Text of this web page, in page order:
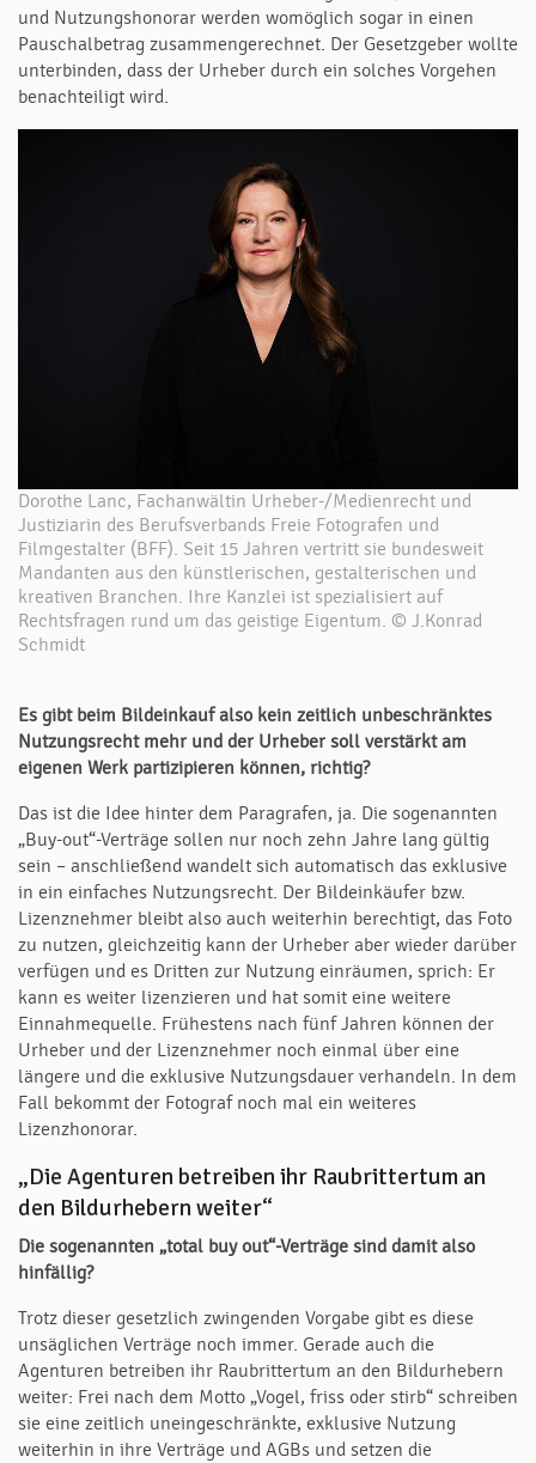
und Nutzungshonorar werden womöglich sogar in einen
Pauschalbetrag zusammengerechnet. Der Gesetzgeber wollte
unterbinden, dass der Urheber durch ein solches Vorgehen
benachteiligt wird.
Dorothe Lanc, Fachanwältin Urheber-/Medienrecht und
Justiziarin des Berufsverbands Freie Fotografen und
Filmgestalter (BFF). Seit 15 Jahren vertritt sie bundesweit
Mandanten aus den künstlerischen, gestalterischen und
kreativen Branchen. Ihre Kanzlei ist spezialisiert auf
Rechtsfragen rund um das geistige Eigentum. © J.Konrad
Schmidt
Es gibt beim Bildeinkauf also kein zeitlich unbeschränktes
Nutzungsrecht mehr und der Urheber soll verstärkt am
eigenen Werk partizipieren können, richtig?
Das ist die Idee hinter dem Paragrafen, ja. Die sogenannten
„Buy-out“-Verträge sollen nur noch zehn Jahre lang gültig
sein – anschließend wandelt sich automatisch das exklusive
in ein einfaches Nutzungsrecht. Der Bildeinkäufer bzw.
Lizenznehmer bleibt also auch weiterhin berechtigt, das Foto
zu nutzen, gleichzeitig kann der Urheber aber wieder darüber
verfügen und es Dritten zur Nutzung einräumen, sprich: Er
kann es weiter lizenzieren und hat somit eine weitere
Einnahmequelle. Frühestens nach fünf Jahren können der
Urheber und der Lizenznehmer noch einmal über eine
längere und die exklusive Nutzungsdauer verhandeln. In dem
Fall bekommt der Fotograf noch mal ein weiteres
Lizenzhonorar.
„Die Agenturen betreiben ihr Raubrittertum an
den Bildurhebern weiter“
Die sogenannten „total buy out“-Verträge sind damit also
hinfällig?
Trotz dieser gesetzlich zwingenden Vorgabe gibt es diese
unsäglichen Verträge noch immer. Gerade auch die
Agenturen betreiben ihr Raubrittertum an den Bildurhebern
weiter: Frei nach dem Motto „Vogel, friss oder stirb“ schreiben
sie eine zeitlich uneingeschränkte, exklusive Nutzung
weiterhin in ihre Verträge und AGBs und setzen die